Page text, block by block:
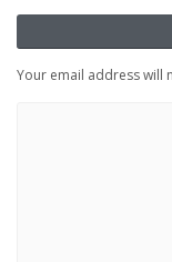
Your email address will